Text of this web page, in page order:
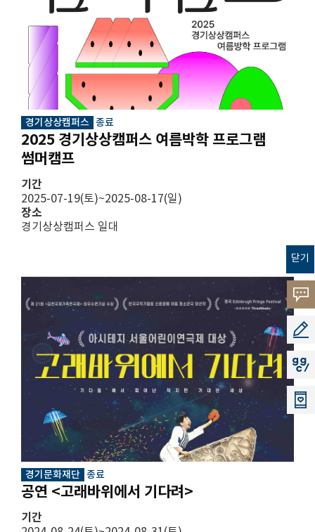
닫기
고객의
소리
공모
지지
경기상상캠퍼스 종료
2025 경기상상캠퍼스 여름박학 프로그램
썸머캠프
기간
2025-07-19(토)~2025-08-17(일)
장소
경기상상캠퍼스 일대
경기문화재단 종료
공연 <고래바위에서 기다려>
기간